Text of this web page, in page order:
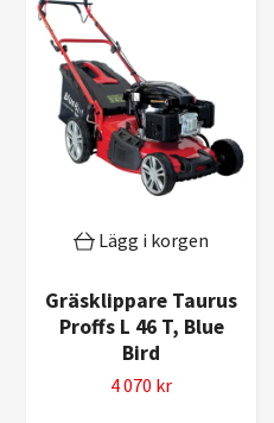
Lägg i korgen
Gräsklippare Taurus
Proffs L 46 T, Blue
Bird
4 070 kr